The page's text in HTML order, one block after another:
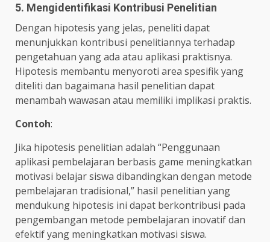
5. Mengidentifikasi Kontribusi Penelitian
Dengan hipotesis yang jelas, peneliti dapat
menunjukkan kontribusi penelitiannya terhadap
pengetahuan yang ada atau aplikasi praktisnya.
Hipotesis membantu menyoroti area spesifik yang
diteliti dan bagaimana hasil penelitian dapat
menambah wawasan atau memiliki implikasi praktis.
Contoh:
Jika hipotesis penelitian adalah “Penggunaan
aplikasi pembelajaran berbasis game meningkatkan
motivasi belajar siswa dibandingkan dengan metode
pembelajaran tradisional,” hasil penelitian yang
mendukung hipotesis ini dapat berkontribusi pada
pengembangan metode pembelajaran inovatif dan
efektif yang meningkatkan motivasi siswa.